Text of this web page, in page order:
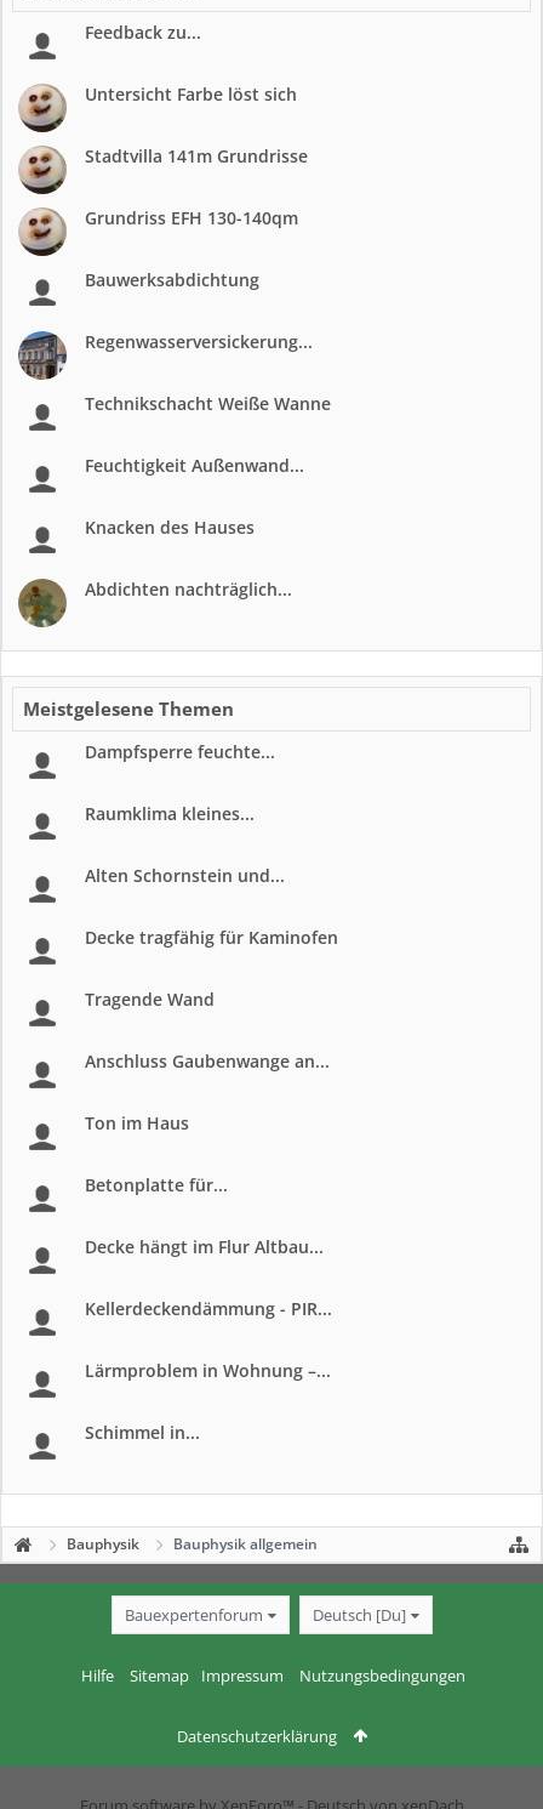
Feedback zu...
Untersicht Farbe löst sich
Stadtvilla 141m Grundrisse
Grundriss EFH 130-140qm
Bauwerksabdichtung
Regenwasserversickerung...
Technikschacht Weiße Wanne
Feuchtigkeit Außenwand...
Knacken des Hauses
Abdichten nachträglich...
Meistgelesene Themen
Dampfsperre feuchte...
Raumklima kleines...
Alten Schornstein und...
Decke tragfähig für Kaminofen
Tragende Wand
Anschluss Gaubenwange an...
Ton im Haus
Betonplatte für...
Decke hängt im Flur Altbau...
Kellerdeckendämmung - PIR...
Lärmproblem in Wohnung –...
Schimmel in...
Bauphysik Bauphysik allgemein
Bauexpertenforum Deutsch [Du]
Hilfe Sitemap Impressum Nutzungsbedingungen
Datenschutzerklärung